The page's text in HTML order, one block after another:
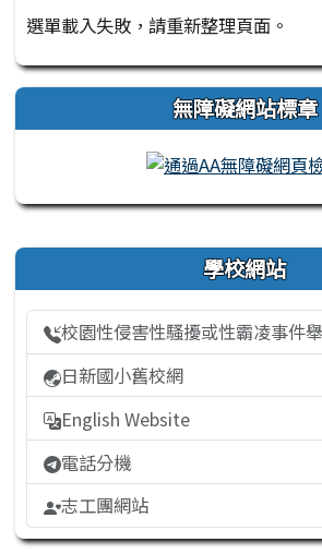
選單載入失敗，請重新整理頁面。
無障礙網站標章
右邊區域內容 學校網站
校園性侵害性騷擾或性霸凌事件
日新國小舊校網
English Website
電話分機
志工團網站